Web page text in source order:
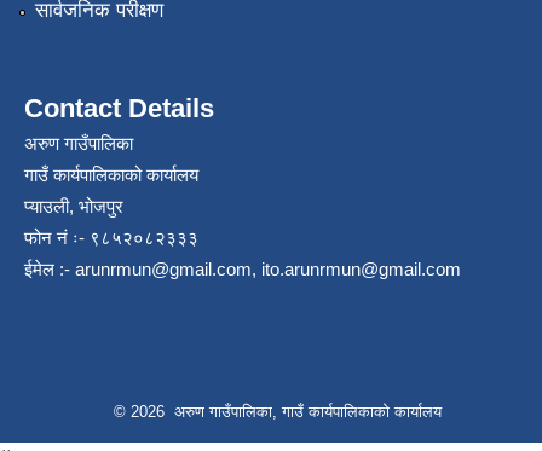
सार्वजनिक परीक्षण
Contact Details
अरुण गाउँपालिका
गाउँ कार्यपालिकाको कार्यालय
प्याउली, भोजपुर
फोन नं ः- ९८५२०८२३३३
ईमेल :- arunrmun@gmail.com, ito.arunrmun@gmail.com
© 2026 अरुण गाउँपालिका, गाउँ कार्यपालिकाको कार्यालय